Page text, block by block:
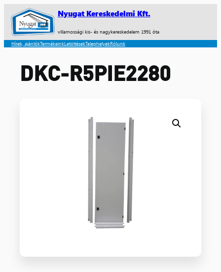
Nyugat Kereskedelmi Kft.
villamossági kis- és nagykereskedelem 1991 óta
Hírek, ajánlókTermékeinkLetöltésekTelephelyekRólunk
DKC-R5PIE2280